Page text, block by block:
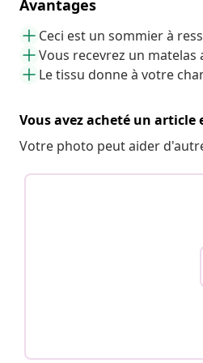
Avantages
Ceci est un sommier à
Vous recevrez un matelas
Le tissu donne à votre
Vous avez acheté un article
Votre photo peut aider